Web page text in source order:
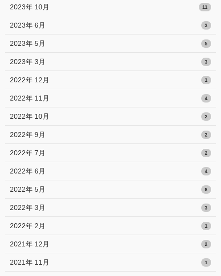
2023年 10月 11
2023年 6月 3
2023年 5月 5
2023年 3月 3
2022年 12月 1
2022年 11月 4
2022年 10月 2
2022年 9月 2
2022年 7月 2
2022年 6月 4
2022年 5月 6
2022年 3月 3
2022年 2月 1
2021年 12月 2
2021年 11月 1